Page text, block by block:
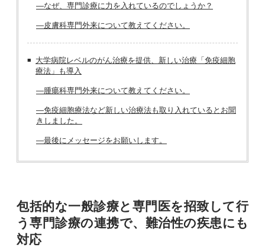
―なぜ、専門診療に力を入れているのでしょうか？
―皮膚科専門外来について教えてください。
大学病院レベルのがん治療を提供、新しい治療「免疫細胞
療法」も導入
―腫瘍科専門外来について教えてください。
―免疫細胞療法など新しい治療法も取り入れているとお聞
きしました。
―最後にメッセージをお願いします。
包括的な一般診療と専門医を招致して行
う専門診療の連携で、難治性の疾患にも
対応